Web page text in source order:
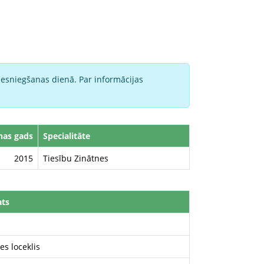
dienā. Par informācijas
gads
Specialitāte
2015
Tiesību Zinātnes
loceklis